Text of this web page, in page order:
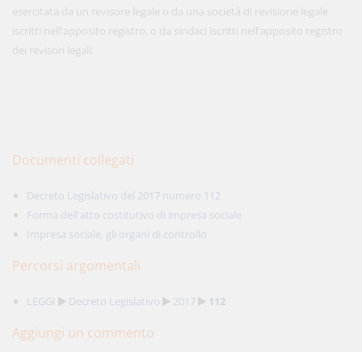
esercitata da un revisore legale o da una società di revisione legale
iscritti nell'apposito registro, o da sindaci iscritti nell'apposito registro
dei revisori legali.
Documenti collegati
Decreto Legislativo del 2017 numero 112
Forma dell'atto costitutivo di impresa sociale
Impresa sociale, gli organi di controllo
Percorsi argomentali
LEGGI Decreto Legislativo 2017 112
Aggiungi un commento